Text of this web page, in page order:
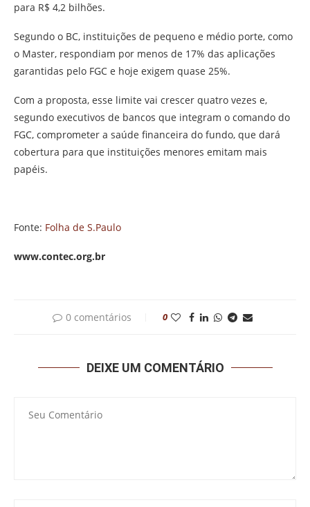
para R$ 4,2 bilhões.
Segundo o BC, instituições de pequeno e médio porte, como
o Master, respondiam por menos de 17% das aplicações
garantidas pelo FGC e hoje exigem quase 25%.
Com a proposta, esse limite vai crescer quatro vezes e,
segundo executivos de bancos que integram o comando do
FGC, comprometer a saúde financeira do fundo, que dará
cobertura para que instituições menores emitam mais
papéis.
Fonte: Folha de S.Paulo
www.contec.org.br
0 comentários 0
DEIXE UM COMENTÁRIO